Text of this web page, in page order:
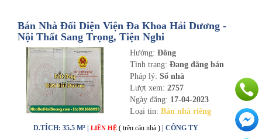
Bán Nhà Đối Diện Viện Đa Khoa Hải Dương -
Nội Thất Sang Trọng, Tiện Nghi
Hướng: Đông
Tình trạng: Đang đăng bán
Pháp lý: Sổ nhà
Lượt xem: 2757
Ngày đăng: 17-04-2023
Loại tin: Bán nhà riêng
D.TÍCH: 35.5 M² | LIÊN HỆ ( trên căn nhà ) | CÔNG TY